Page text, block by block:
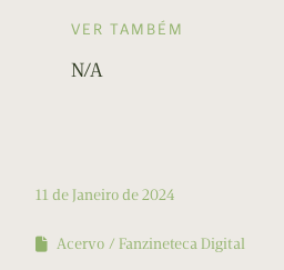
VER TAMBÉM
N/A
11 de Janeiro de 2024
Acervo
Fanzineteca Digital